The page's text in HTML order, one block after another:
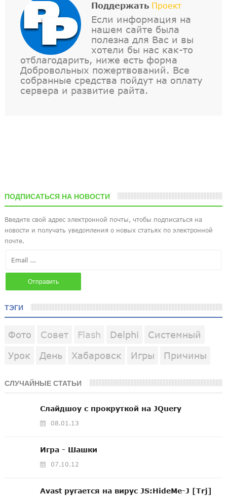
Поддержать Проект
Если информация на
нашем сайте была
полезна для Вас и вы
хотели бы нас как-то
отблагодарить, ниже есть форма
Добровольных пожертвований. Все
собранные средства пойдут на оплату
сервера и развитие райта.
ПОДПИСАТЬСЯ НА НОВОСТИ
ТЭГИ
Фото Совет Flash Delphi
Системный
Урок
День Хабаровск Игры Причины
СЛУЧАЙНЫЕ СТАТЬИ
Слайдшоу с прокруткой на JQuery
08.01.13
Игра - Шашки
07.10.12
Avast ругается на вирус JS:HideMe-J [Trj]